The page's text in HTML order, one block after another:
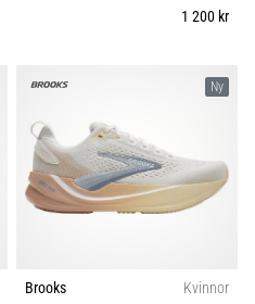
1 200 kr
Ny
Brooks
Kvinnor